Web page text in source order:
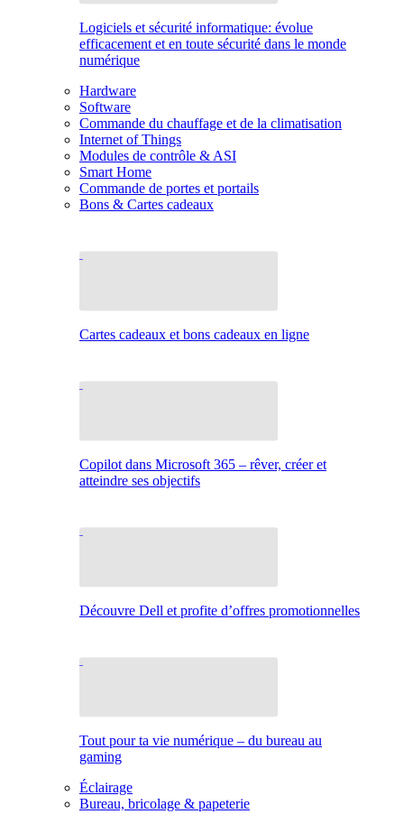
Logiciels et sécurité informatique: évolue
efficacement et en toute sécurité dans le monde
numérique
Hardware
Software
Commande du chauffage et de la climatisation
Internet of Things
Modules de contrôle & ASI
Smart Home
Commande de portes et portails
Bons & Cartes cadeaux
Cartes cadeaux et bons cadeaux en ligne
Copilot dans Microsoft 365 – rêver, créer et
atteindre ses objectifs
Découvre Dell et profite d’offres promotionnelles
Tout pour ta vie numérique – du bureau au
gaming
Éclairage
Bureau, bricolage & papeterie